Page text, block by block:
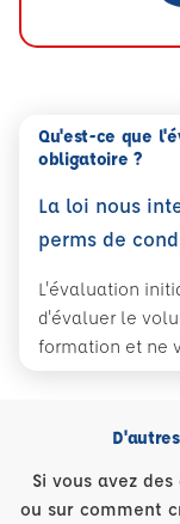
Qu'est-ce que
obligatoire ?
La loi nous
perms de
L'évaluation
d'évaluer le
formation et ne
Si vous avez
ou sur comment